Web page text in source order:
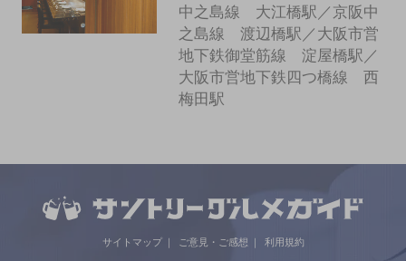
中之島線 大江橋駅／京阪中
之島線 渡辺橋駅／大阪市営
地下鉄御堂筋線 淀屋橋駅／
大阪市営地下鉄四つ橋線 西
梅田駅
サイトマップ ご意見・ご感想 利用規約